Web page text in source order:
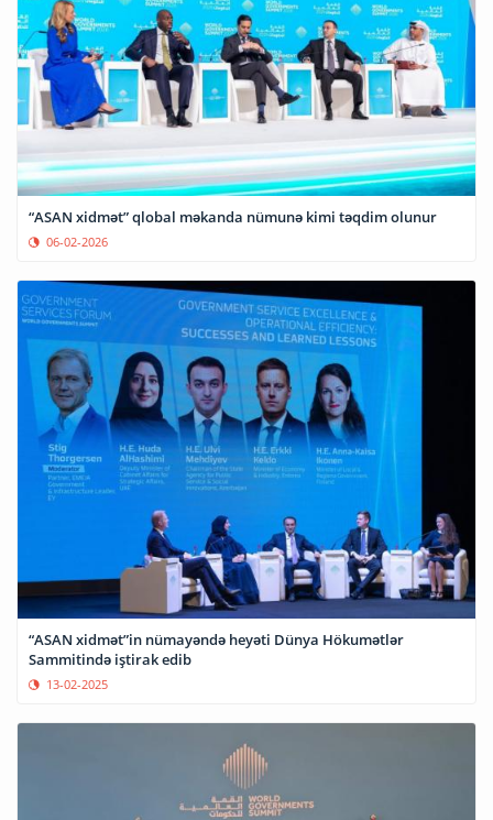
“ASAN xidmət” qlobal məkanda nümunə kimi təqdim olunur
06-02-2026
“ASAN xidmət”in nümayəndə heyəti Dünya Hökumətlər
Sammitində iştirak edib
13-02-2025